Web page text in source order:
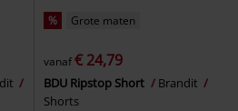
% Grote maten
vanaf€ 24,79
BDU Ripstop Short
Brandit
Shorts